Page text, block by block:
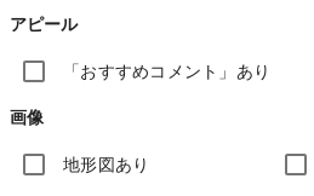
アピール
「おすすめコメント」あり
画像
地形図あり